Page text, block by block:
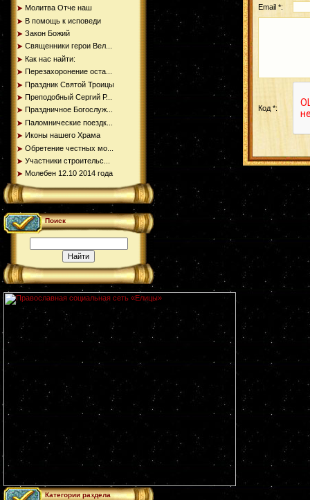
Молитва Отче наш
В помощь к исповеди
Закон Божий
Священники герои Вел...
Как нас найти:
Перезахоронение оста...
Праздник Святой Троицы
Преподобный Сергий Р...
Праздничное Богослуж...
Паломнические поездк...
Иконы нашего Храма
Обретение честных мо...
Участники строительс...
Молебен 12.10 2014 года
Поиск
Категории раздела
Email *:
Код *: